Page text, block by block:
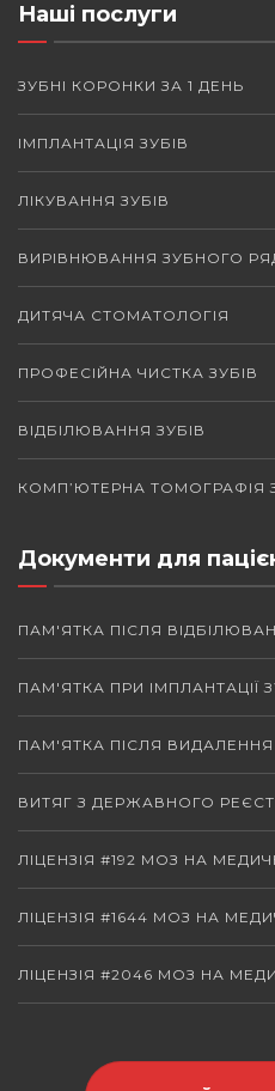
Наші послуги
ЗУБНІ КОРОНКИ ЗА 1 ДЕНЬ
ІМПЛАНТАЦІЯ ЗУБІВ
ЛІКУВАННЯ ЗУБІВ
ВИРІВНЮВАННЯ ЗУБНОГО
ДИТЯЧА СТОМАТОЛОГІЯ
ПРОФЕСІЙНА ЧИСТКА ЗУБІВ
ВІДБІЛЮВАННЯ ЗУБІВ
КОМП’ЮТЕРНА ТОМОГРАФІЯ
Документи для
ПАМ'ЯТКА ПІСЛЯ
ПАМ'ЯТКА ПРИ ІМПЛАНТАЦІЇ
ПАМ'ЯТКА ПІСЛЯ ВИДАЛЕННЯ
ВИТЯГ З ДЕРЖАВНОГО
ЛІЦЕНЗІЯ #192 МОЗ НА
ЛІЦЕНЗІЯ #1644 МОЗ НА
ЛІЦЕНЗІЯ #2046 МОЗ НА